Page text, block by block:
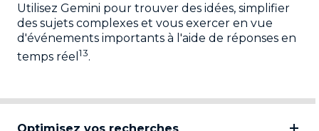
Utilisez Gemini pour trouver des idées, simplifier
des sujets complexes et vous exercer en vue
d'événements importants à l'aide de réponses en
temps réel 13.